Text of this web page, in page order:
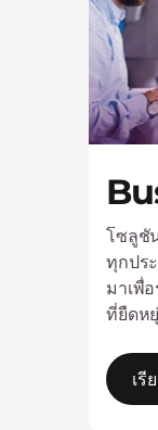
โซลูชั
ทุกปร
มาเพื่
ที่ยืดห
เรี